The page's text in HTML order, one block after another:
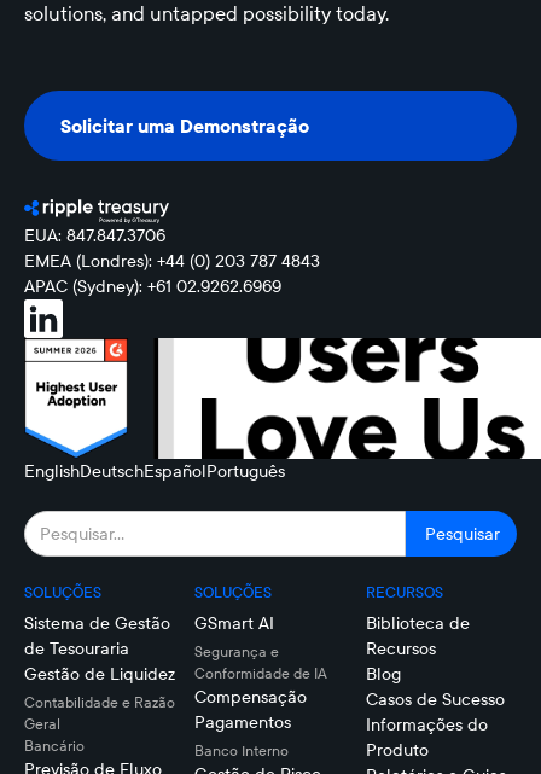
solutions, and untapped possibility today.
Solicitar uma Demonstração
Solicitar uma Demonstração
EUA: 847.847.3706
EMEA (Londres): +44 (0) 203 787 4843
APAC (Sydney): +61 02.9262.6969
EnglishDeutschEspañolPortuguês
SOLUÇÕES
Sistema de Gestão
de Tesouraria
Gestão de Liquidez
Contabilidade e Razão
Geral
Bancário
Previsão de Fluxo
SOLUÇÕES
GSmart AI
Segurança e
Conformidade de IA
Compensação
Pagamentos
Banco Interno
RECURSOS
Biblioteca de
Recursos
Blog
Casos de Sucesso
Informações do
Produto